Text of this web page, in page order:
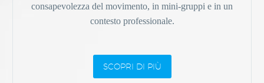
consapevolezza del movimento, in mini-gruppi e in un
contesto professionale.
SCOPRI DI PIÙ